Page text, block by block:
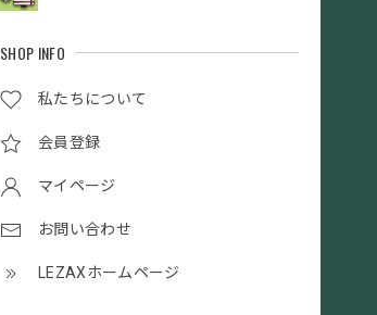
SHOP INFO
私たちについて
会員登録
マイページ
お問い合わせ
LEZAXホームページ